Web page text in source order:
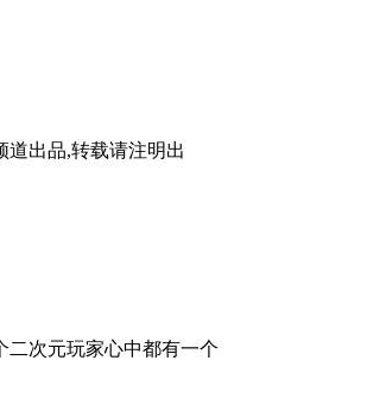
道出品,转载请注明出
二次元玩家心中都有一个